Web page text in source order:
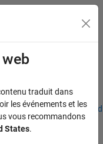
de nos bureaux
du menu
traduit dans
les événements et les
vous recommandons
States.